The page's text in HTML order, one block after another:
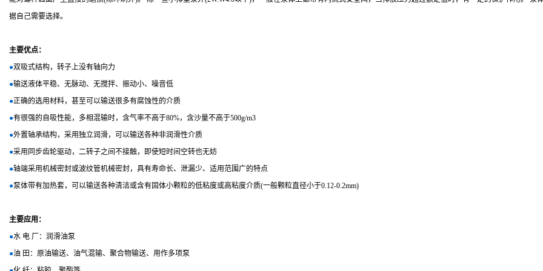
据自己需要选择。
主要优点：
●双吸式结构，转子上没有轴向力
●输送液体平稳、无脉动、无搅拌、振动小、噪音低
●正确的选用材料，甚至可以输送很多有腐蚀性的介质
●有很强的自吸性能，多相混输时，含气率不高于80%，含沙量不高于500g/m3
●外置轴承结构，采用独立润滑，可以输送各种非润滑性介质
●采用同步齿轮驱动，二转子之间不接触，即使短时间空转也无妨
●轴端采用机械密封或波纹管机械密封，具有寿命长、泄漏少、适用范围广的特点
●泵体带有加热套，可以输送各种清洁或含有固体小颗粒的低粘度或高粘度介质(一般颗粒直径小于0.12-0.2mm)
主要应用：
●水 电 厂：润滑油泵
●油 田：原油输送、油气混输、聚合物输送、用作多项泵